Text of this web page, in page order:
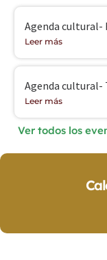
Agenda cultural-
Leer más
Agenda cultural-
Leer más
Ver todos los